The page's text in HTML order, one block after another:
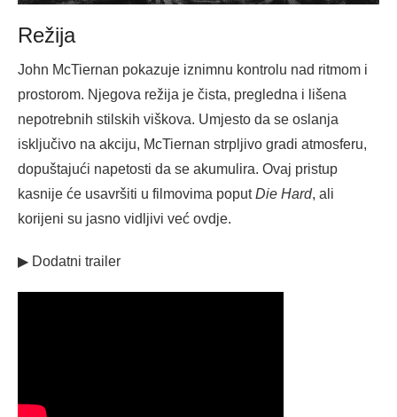
Režija
John McTiernan pokazuje iznimnu kontrolu nad ritmom i
prostorom. Njegova režija je čista, pregledna i lišena
nepotrebnih stilskih viškova. Umjesto da se oslanja
isključivo na akciju, McTiernan strpljivo gradi atmosferu,
dopuštajući napetosti da se akumulira. Ovaj pristup
kasnije će usavršiti u filmovima poputDie Hard, ali
korijeni su jasno vidljivi već ovdje.
▶ Dodatni trailer